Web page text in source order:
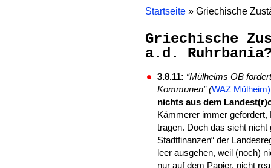
Startseite » Griechische
Griechische
a.d.
3.8.11: “Mülheims OB
Kommunen” (WAZ
nichts aus dem
Kämmerer immer
tragen. Doch das sieht nicht
Stadtfinanzen“ der
leer ausgehen, weil (noch)
nur auf dem Papier, nicht